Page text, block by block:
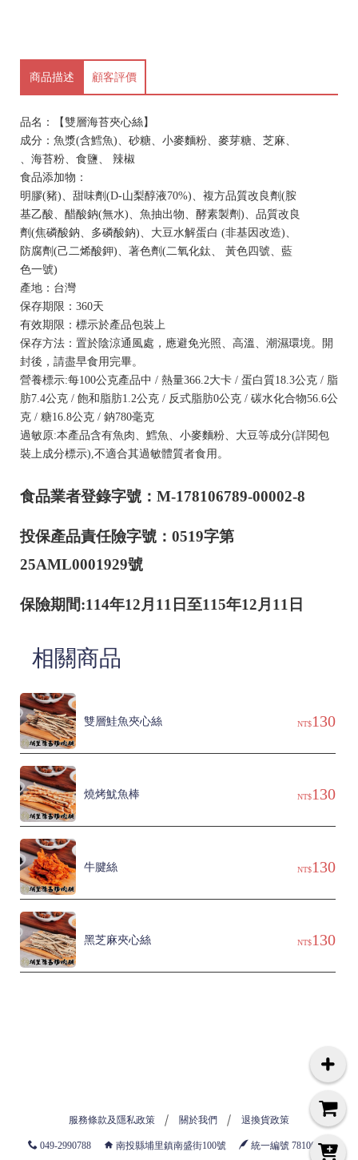
商品描述 顧客評價
品名：【雙層海苔夾心絲】
成分：魚漿(含鱈魚)、砂糖、小麥麵粉、麥芽糖、芝麻、
、海苔粉、食鹽、 辣椒
食品添加物：
明膠(豬)、甜味劑(D-山梨醇液70%)、複方品質改良劑(胺
基乙酸、醋酸鈉(無水)、魚抽出物、酵素製劑)、品質改良
劑(焦磷酸鈉、多磷酸鈉)、大豆水解蛋白 (非基因改造)、
防腐劑(己二烯酸鉀)、著色劑(二氧化鈦、 黃色四號、藍
色一號)
產地：台灣
保存期限：360天
有效期限：標示於產品包裝上
保存方法：置於陰涼通風處，應避免光照、高溫、潮濕環境。開
封後，請盡早食用完畢。
營養標示:每100公克產品中 / 熱量366.2大卡 / 蛋白質18.3公克 / 脂
肪7.4公克 / 飽和脂肪1.2公克 / 反式脂肪0公克 / 碳水化合物56.6公
克 / 糖16.8公克 / 鈉780毫克
過敏原:本產品含有魚肉、鱈魚、小麥麵粉、大豆等成分(詳閱包
裝上成分標示),不適合其過敏體質者食用。
食品業者登錄字號：M-178106789-00002-8
投保產品責任險字號：0519字第
25AML0001929號
保險期間:114年12月11日至115年12月11日
相關商品
NT$130
雙層鮭魚夾心絲
NT$130
燒烤魷魚棒
NT$130
牛腱絲
NT$130
黑芝麻夾心絲
服務條款及隱私政策 關於我們 退換貨政策
049-2990788 南投縣埔里鎮南盛街100號 統一編號 78106789